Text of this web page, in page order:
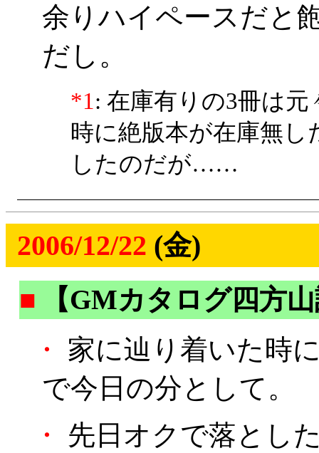
余りハイペースだと
だし。
*1: 在庫有りの3冊は元
時に絶版本が在庫無
したのだが……
2006/12/22 (金)
■
【GMカタログ四方
・
家に辿り着いた時
で今日の分として。
・
先日オクで落とし